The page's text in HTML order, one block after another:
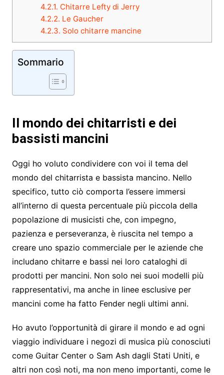
4.2.1. Chitarre Lefty di Jerry
4.2.2. Le Gaucher
4.2.3. Solo chitarre mancine
Sommario
Il mondo dei chitarristi e dei
bassisti mancini
Oggi ho voluto condividere con voi il tema del
mondo del chitarrista e bassista mancino. Nello
specifico, tutto ciò comporta l’essere immersi
all’interno di questa percentuale più piccola della
popolazione di musicisti che, con impegno,
pazienza e perseveranza, è riuscita nel tempo a
creare uno spazio commerciale per le aziende che
includano chitarre e bassi nei loro cataloghi di
prodotti per mancini. Non solo nei suoi modelli più
rappresentativi, ma anche in linee esclusive per
mancini come ha fatto Fender negli ultimi anni.
Ho avuto l’opportunità di girare il mondo e ad ogni
viaggio individuare i negozi di musica più conosciuti
come Guitar Center o Sam Ash dagli Stati Uniti, e
altri non così noti, ma non meno importanti, come le